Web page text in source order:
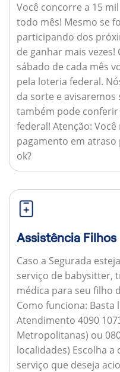
Você concorre a 15
todo mês! Mesmo se
participando dos
de ganhar mais vezes!
sábado de cada mês
pela loteria federal.
da sorte e avisaremos
também pode
federal! Atenção: Você
pagamento em
ok?
Assistência Filhos
Caso a Segurada
serviço de babysitter,
médica para seu filho
Como funciona: Basta
Atendimento 4090
Metropolitanas) ou
localidades) Escolha a
serviço que deseja